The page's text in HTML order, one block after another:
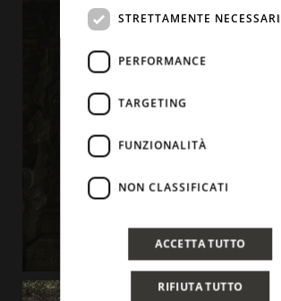
STRETTAMENTE NECESSARI
PERFORMANCE
TARGETING
FUNZIONALITÀ
NON CLASSIFICATI
ACCETTA TUTTO
RIFIUTA TUTTO